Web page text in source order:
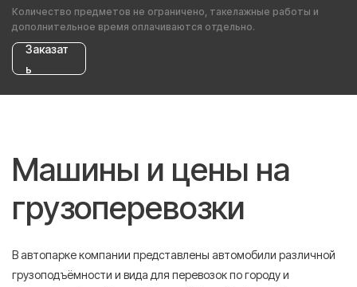
Количество предметов не ограничено, такелажные работы и
дополнительное время оплачиваются отдельно.
Заказат
ь
Машины и цены на
грузоперевозки
В автопарке компании представлены автомобили различной
грузоподъёмности и вида для перевозок по городу и